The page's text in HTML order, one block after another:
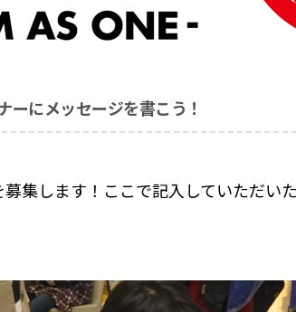
ーにメッセージを書こう！
集します！ここで記入していただい